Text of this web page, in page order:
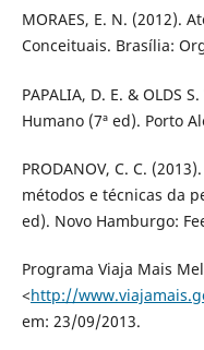
MORAES, E. N. (2012).
Conceituais. Brasília:
PAPALIA, D. E. & OLDS
Humano (7ª ed). Porto
PRODANOV, C. C.
métodos e técnicas da
ed). Novo Hamburgo:
Programa Viaja Mais
<http://
em: 23/09/2013.